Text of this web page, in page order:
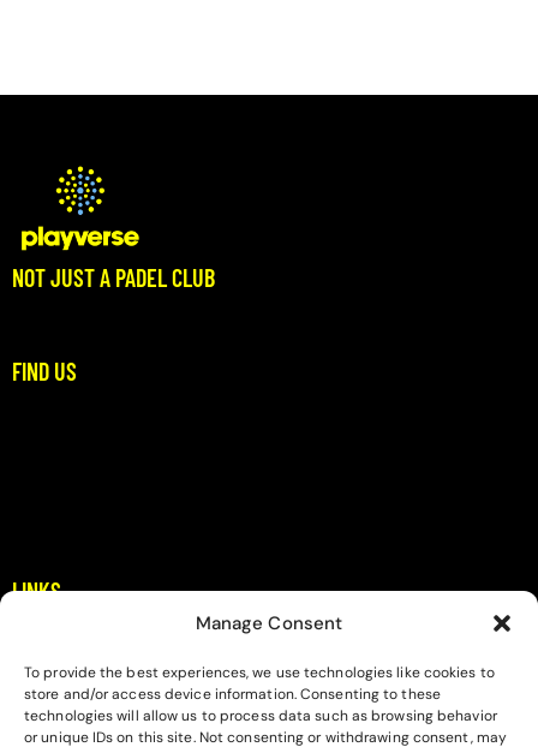
Manage Consent
To provide the best experiences, we use technologies like cookies to
store and/or access device information. Consenting to these
technologies will allow us to process data such as browsing behavior
or unique IDs on this site. Not consenting or withdrawing consent, may
NOT JUST A PADEL CLUB
FIND US
LINKS
About
Contact